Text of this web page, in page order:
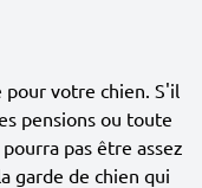
pour votre chien. S'il
pensions ou toute
pas être assez
garde de chien qui